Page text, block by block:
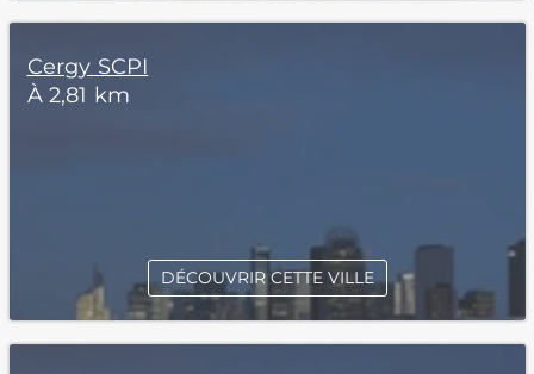
Cergy SCPI
À 2,81 km
DÉCOUVRIR CETTE VILLE